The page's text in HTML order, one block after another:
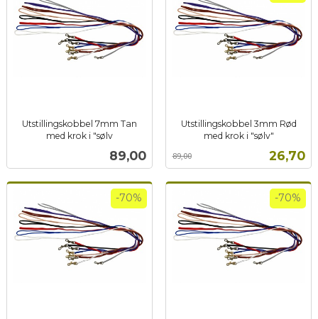
Utstillingskobbel 7mm Tan
med krok i "sølv
Pris
89,00
Utstillingskobbel 3mm Rød
med krok i "sølv"
Tilbud
26,70
89,00
mva.
-70% -70%